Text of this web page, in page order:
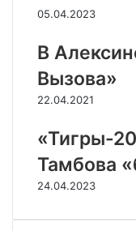
05.04.2023
В
Вызова»
22.04.2021
«Тигры-
Тамбова
24.04.2023